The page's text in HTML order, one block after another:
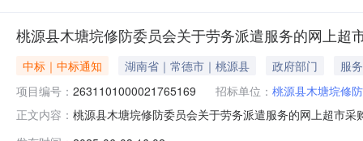
桃源县木塘垸修防委员会关于劳务派遣服务的网上超
中标｜中标通知 湖南省｜常德市｜桃源县 政府部门
服务
项目编号： 2631101000021765169 招标单位： 桃源县木塘垸修
正文内容： 桃源县木塘垸修防委员会关于劳务派遣服务的网上超市